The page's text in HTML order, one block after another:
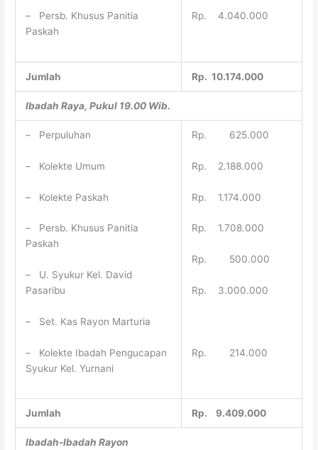
– Persb. Khusus Panitia
Paskah
Rp. 4.040.000
Jumlah Rp. 10.174.000
Ibadah Raya, Pukul 19.00 Wib.
– Perpuluhan
– Kolekte Umum
– Kolekte Paskah
– Persb. Khusus Panitia
Paskah
– U. Syukur Kel. David
Pasaribu
– Set. Kas Rayon Marturia
– Kolekte Ibadah Pengucapan
Syukur Kel. Yurnani
Rp. 625.000
Rp. 2.188.000
Rp. 1.174.000
Rp. 1.708.000
Rp. 500.000
Rp. 3.000.000
Rp. 214.000
Jumlah Rp. 9.409.000
Ibadah-Ibadah Rayon